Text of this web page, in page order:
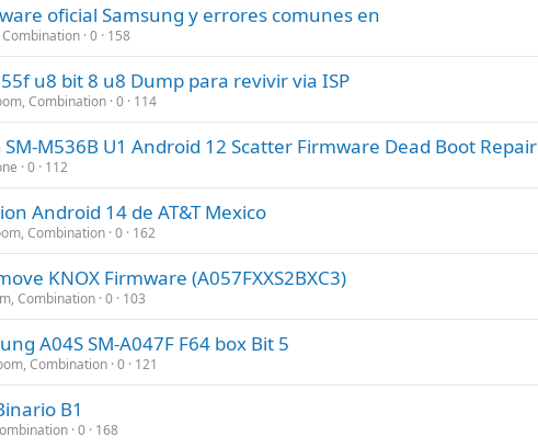
oficial Samsung y errores comunes en
0 158
u8 bit 8 u8 Dump para revivir via ISP
Combination 0 114
M536B U1 Android 12 Scatter Firmware Dead Boot Repair
0 112
Android 14 de AT&T Mexico
Combination 0 162
KNOX Firmware (A057FXXS2BXC3)
Combination 0 103
A04S SM-A047F F64 box Bit 5
Combination 0 121
B1
0 168